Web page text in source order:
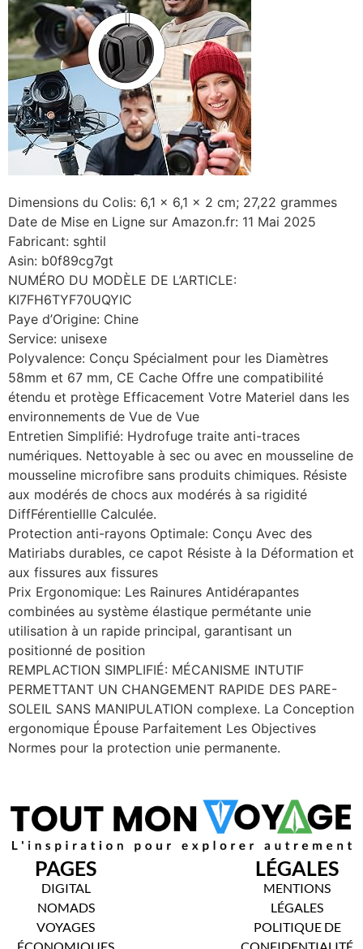
Dimensions du Colis: 6,1 x 6,1 x 2 cm; 27,22 grammes
Date de Mise en Ligne sur Amazon.fr: 11 Mai 2025
Fabricant: sghtil
Asin: b0f89cg7gt
NUMÉRO DU MODÈLE DE L’ARTICLE:
KI7FH6TYF70UQYIC
Paye d’Origine: Chine
Service: unisexe
Polyvalence: Conçu Spécialment pour les Diamètres
58mm et 67 mm, CE Cache Offre une compatibilité
étendu et protège Efficacement Votre Materiel dans les
environnements de Vue de Vue
Entretien Simplifié: Hydrofuge traite anti-traces
numériques. Nettoyable à sec ou avec en mousseline de
mousseline microfibre sans produits chimiques. Résiste
aux modérés de chocs aux modérés à sa rigidité
DiffFérentiellle Calculée.
Protection anti-rayons Optimale: Conçu Avec des
Matiriabs durables, ce capot Résiste à la Déformation et
aux fissures aux fissures
Prix ​​Ergonomique: Les Rainures Antidérapantes
combinées au système élastique permétante unie
utilisation à un rapide principal, garantisant un
positionné de position
REMPLACTION SIMPLIFIÉ: MÉCANISME INTUTIF
PERMETTANT UN CHANGEMENT RAPIDE DES PARE-
SOLEIL SANS MANIPULATION complexe. La Conception
ergonomique Épouse Parfaitement Les Objectives
Normes pour la protection unie permanente.
PAGES
DIGITAL
NOMADS
VOYAGES
LÉGALES
MENTIONS
LÉGALES
POLITIQUE DE